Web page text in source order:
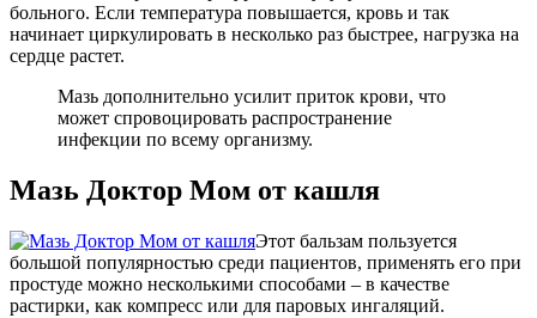
больного. Если температура повышается, кровь и так
начинает циркулировать в несколько раз быстрее, нагрузка на
сердце растет.
Мазь дополнительно усилит приток крови, что
может спровоцировать распространение
инфекции по всему организму.
Мазь Доктор Мом от кашля
Этот бальзам пользуется
большой популярностью среди пациентов, применять его при
простуде можно несколькими способами – в качестве
растирки, как компресс или для паровых ингаляций.